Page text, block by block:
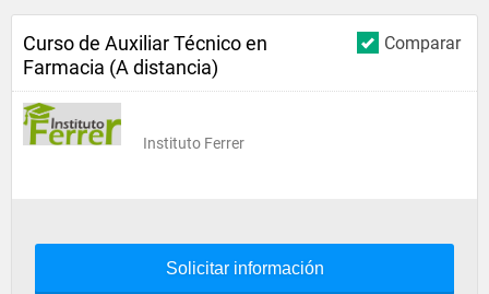
Comparar
Curso de Auxiliar Técnico en
Farmacia (A distancia)
Instituto Ferrer
Solicitar información